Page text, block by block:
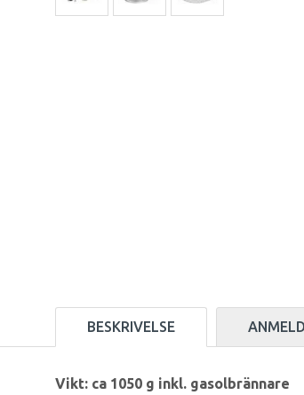
BESKRIVELSE
Vikt: ca 1050 g inkl. gasolbrännare